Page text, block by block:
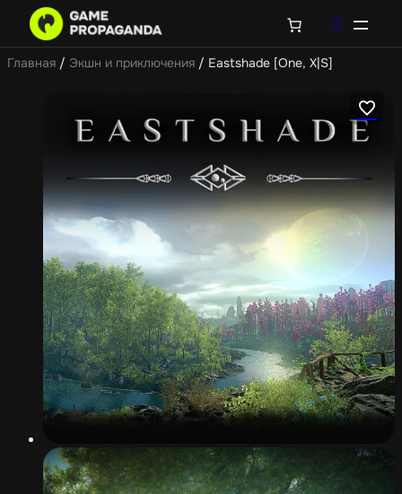
Главная / Экшн и приключения / Eastshade [One, X|S]